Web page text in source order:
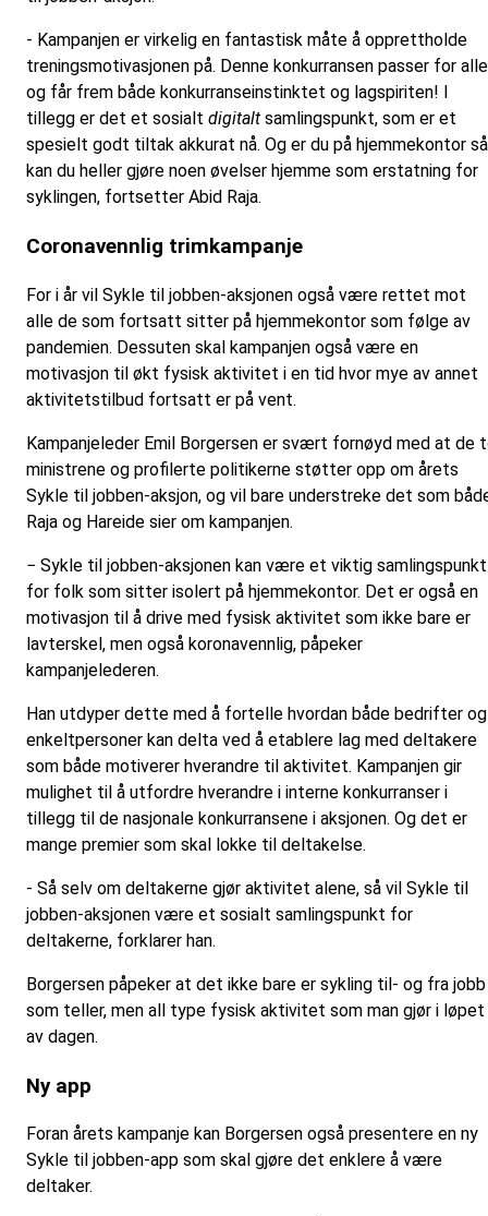
- Kampanjen er virkelig en fantastisk måte å opprettholde
treningsmotivasjonen på. Denne konkurransen passer for
og får frem både konkurranseinstinktet og lagspiriten! I
tillegg er det et sosialt digitalt samlingspunkt, som er et
spesielt godt tiltak akkurat nå. Og er du på hjemmekontor så
kan du heller gjøre noen øvelser hjemme som erstatning for
syklingen, fortsetter Abid Raja.
Coronavennlig trimkampanje
For i år vil Sykle til jobben-aksjonen også være rettet mot
alle de som fortsatt sitter på hjemmekontor som følge av
pandemien. Dessuten skal kampanjen også være en
motivasjon til økt fysisk aktivitet i en tid hvor mye av annet
aktivitetstilbud fortsatt er på vent.
Kampanjeleder Emil Borgersen er svært fornøyd med at de
ministrene og profilerte politikerne støtter opp om årets
Sykle til jobben-aksjon, og vil bare understreke det som
Raja og Hareide sier om kampanjen.
− Sykle til jobben-aksjonen kan være et viktig samlingspunkt
for folk som sitter isolert på hjemmekontor. Det er også en
motivasjon til å drive med fysisk aktivitet som ikke bare er
lavterskel, men også koronavennlig, påpeker
kampanjelederen.
Han utdyper dette med å fortelle hvordan både bedrifter og
enkeltpersoner kan delta ved å etablere lag med deltakere
som både motiverer hverandre til aktivitet. Kampanjen gir
mulighet til å utfordre hverandre i interne konkurranser i
tillegg til de nasjonale konkurransene i aksjonen. Og det er
mange premier som skal lokke til deltakelse.
- Så selv om deltakerne gjør aktivitet alene, så vil Sykle til
jobben-aksjonen være et sosialt samlingspunkt for
deltakerne, forklarer han.
Borgersen påpeker at det ikke bare er sykling til- og fra jobb
som teller, men all type fysisk aktivitet som man gjør i løpet
av dagen.
Ny app
Foran årets kampanje kan Borgersen også presentere en ny
Sykle til jobben-app som skal gjøre det enklere å være
deltaker.